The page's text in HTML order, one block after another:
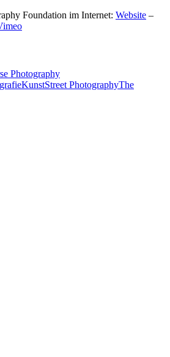
Foundation im Internet: Website –
Photography
KunstStreet PhotographyThe